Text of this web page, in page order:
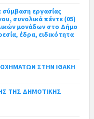
εργασίας
συνολικά πέντε (05)
μονάδων στο Δήμο
έδρα, ειδικότητα
ΣΤΗΝ ΙΘΑΚΗ
ΤΗΣ ΔΗΜΟΤΙΚΗΣ